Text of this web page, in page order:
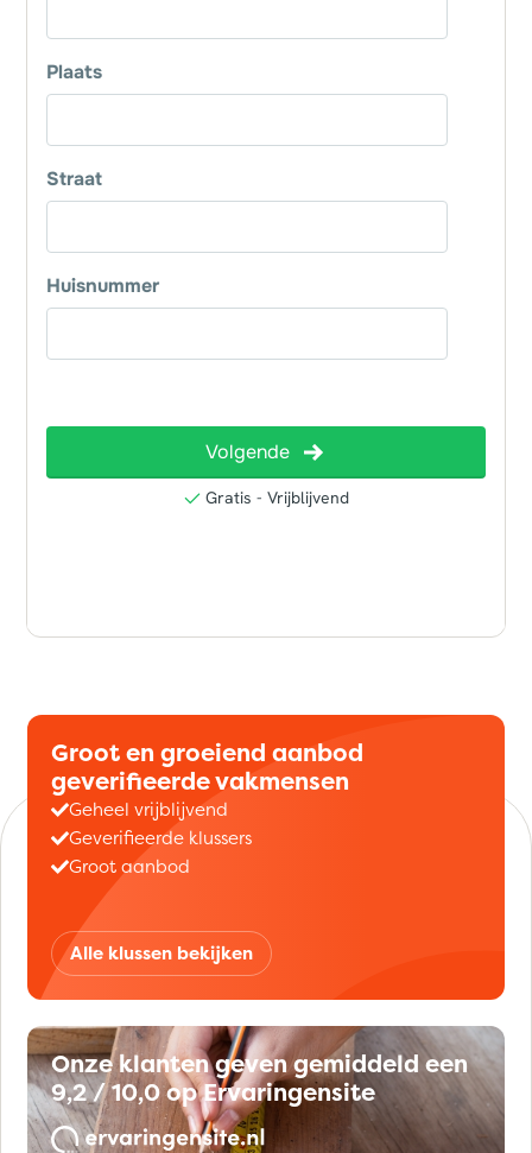
Groot en groeiend aanbod
geverifieerde vakmensen
Geheel vrijblijvend
Geverifieerde klussers
Groot aanbod
Alle klussen bekijken
Onze klanten geven gemiddeld een
9,2 / 10,0 op Ervaringensite